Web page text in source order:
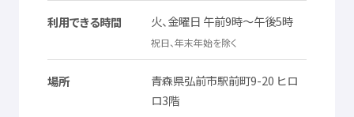
Mexへのお問い合わせ
© Mex
利用できる時間 火、金曜日 午前9時～午後5時
祝日、年末年始を除く
場所 青森県弘前市駅前町9-20 ヒロ
ロ3階